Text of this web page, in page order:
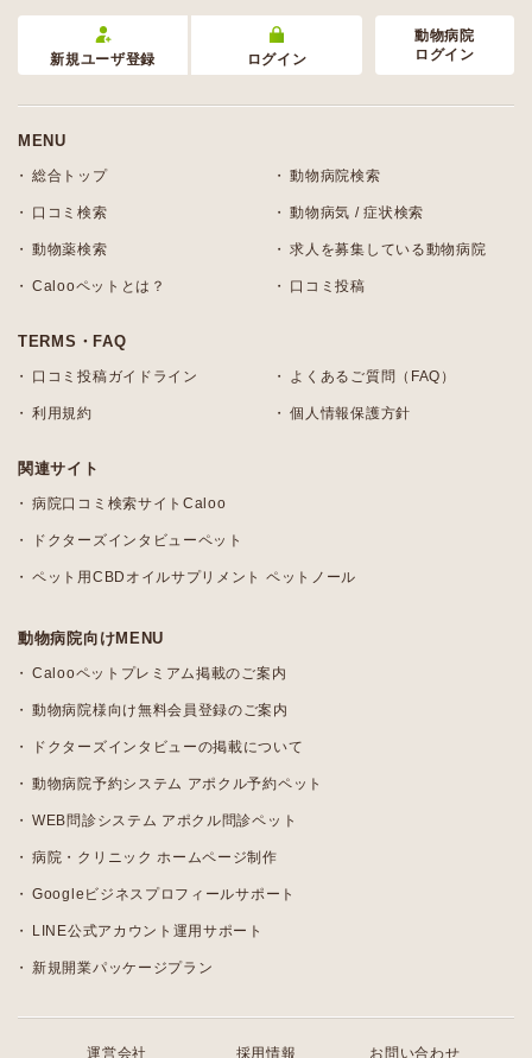
新規ユーザ登録 ログイン
動物病院
ログイン
MENU
総合トップ 動物病院検索
口コミ検索 動物病気 / 症状検索
動物薬検索 求人を募集している動物病院
Calooペットとは？ 口コミ投稿
TERMS・FAQ
口コミ投稿ガイドライン よくあるご質問（FAQ）
利用規約 個人情報保護方針
関連サイト
病院口コミ検索サイトCaloo
ドクターズインタビューペット
ペット用CBDオイルサプリメント ペットノール
動物病院向けMENU
Calooペットプレミアム掲載のご案内
動物病院様向け無料会員登録のご案内
ドクターズインタビューの掲載について
動物病院予約システム アポクル予約ペット
WEB問診システム アポクル問診ペット
病院・クリニック ホームページ制作
Googleビジネスプロフィールサポート
LINE公式アカウント運用サポート
新規開業パッケージプラン
運営会社 採用情報 お問い合わせ